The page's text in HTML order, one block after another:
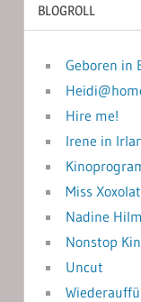
BLOGROLL
Geboren in
Hire me!
Irene in
Miss Xoxolat
Nadine
Nonstop
Uncut